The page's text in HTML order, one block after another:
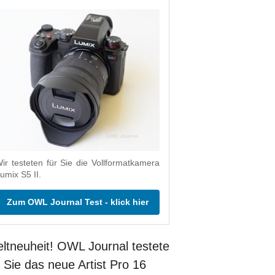
testeten für Sie die Vollformatkamera
S5 II.
Zum OWL Journal Test - klick hier
OWL Journal testete
Sie das neue Artist Pro 16